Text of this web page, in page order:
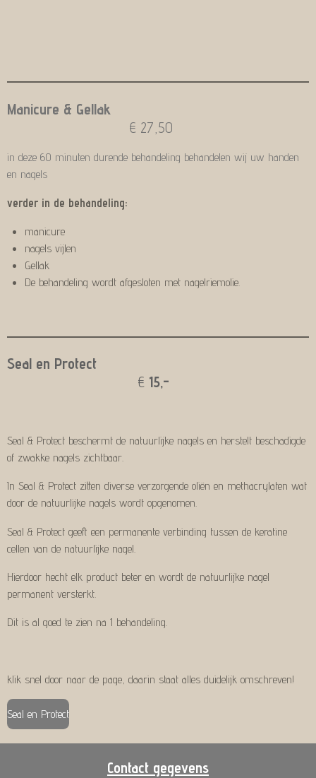
Manicure & Gellak
€ 27,50
in deze 60 minuten durende behandeling behandelen wij uw handen
en nagels
verder in de behandeling:
manicure
nagels vijlen
Gellak
De behandeling wordt afgesloten met nagelriemolie.
Seal en Protect
€ 15,-
Seal & Protect beschermt de natuurlijke nagels en herstelt beschadigde
of zwakke nagels zichtbaar.
In Seal & Protect zitten diverse verzorgende oliën en methacrylaten wat
door de natuurlijke nagels wordt opgenomen.
Seal & Protect geeft een permanente verbinding tussen de keratine
cellen van de natuurlijke nagel.
Hierdoor hecht elk product beter en wordt de natuurlijke nagel
permanent versterkt.
Dit is al goed te zien na 1 behandeling.
klik snel door naar de page, daarin staat alles duidelijk omschreven!
Seal en Protect
Contact gegevens